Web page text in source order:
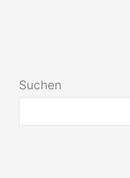
Suchen